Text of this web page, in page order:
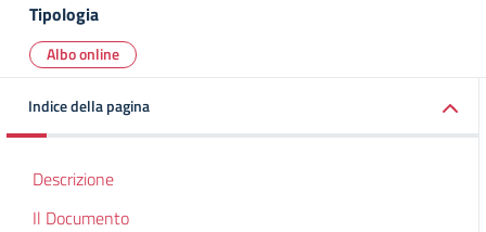
Tipologia
Albo online
Indice della pagina
Descrizione
Il Documento